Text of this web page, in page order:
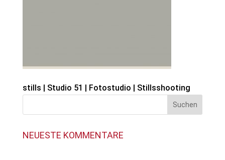
stills | Studio 51 | Fotostudio | Stillsshooting
NEUESTE KOMMENTARE